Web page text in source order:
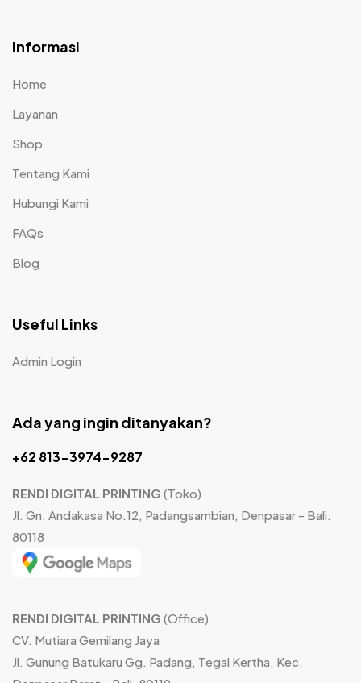
Informasi
Home
Layanan
Shop
Tentang Kami
Hubungi Kami
FAQs
Blog
Useful Links
Admin Login
Ada yang ingin ditanyakan?
+62 813-3974-9287
RENDI DIGITAL PRINTING (Toko)
Jl. Gn. Andakasa No.12, Padangsambian, Denpasar - Bali.
80118
RENDI DIGITAL PRINTING (Office)
CV. Mutiara Gemilang Jaya
Jl. Gunung Batukaru Gg. Padang, Tegal Kertha, Kec.